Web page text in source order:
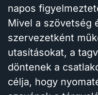
napos
Mivel a szövetség
szervezetként
utasításokat, a
döntenek a
célja, hogy